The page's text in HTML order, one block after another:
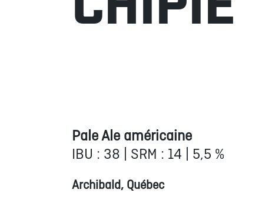
Pale Ale américaine
IBU : 38 | SRM : 14 | 5,5 %
Archibald, Québec